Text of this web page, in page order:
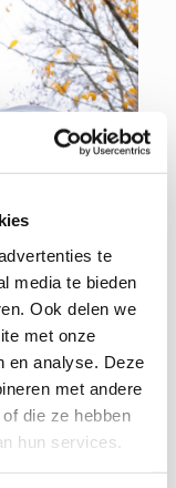
te
media te bieden
Ook delen we
met onze
en analyse. Deze
met andere
die ze hebben
hun services.